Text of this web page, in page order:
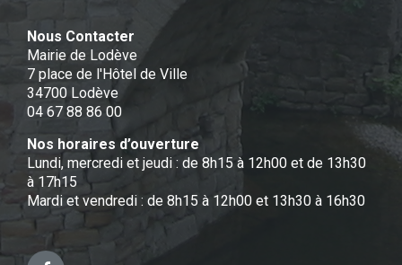
Nous Contacter
Mairie de Lodève
7 place de l'Hôtel de Ville
34700 Lodève
04 67 88 86 00
Nos horaires d’ouverture
Lundi, mercredi et jeudi : de 8h15 à 12h00 et de 13h30
à 17h15
Mardi et vendredi : de 8h15 à 12h00 et 13h30 à 16h30